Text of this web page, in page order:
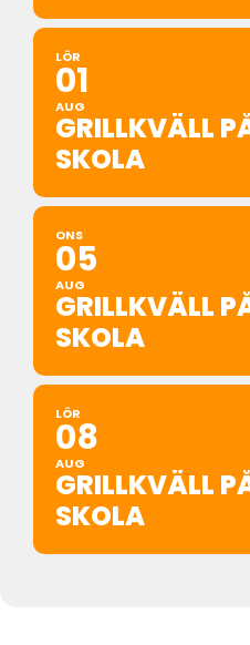
LÖR
01
AUG
GRILLKVÄLL
SKOLA
ONS
05
AUG
GRILLKVÄLL
SKOLA
LÖR
08
AUG
GRILLKVÄLL
SKOLA